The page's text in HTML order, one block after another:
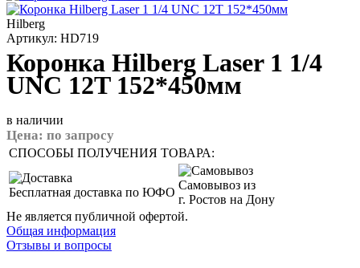
Hilberg
Артикул: HD719
Коронка Hilberg Laser 1 1/4
UNC 12T 152*450мм
в наличии
Цена: по запросу
СПОСОБЫ ПОЛУЧЕНИЯ ТОВАРА:
Бесплатная доставка по ЮФО
Самовывоз из
г. Ростов на Дону
Не является публичной офертой.
Общая информация
Отзывы и вопросы